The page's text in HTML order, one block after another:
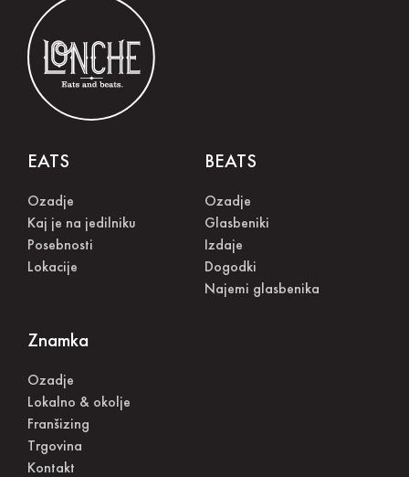
EATS
Ozadje
Kaj je na jedilniku
Posebnosti
Lokacije
BEATS
Ozadje
Glasbeniki
Izdaje
Dogodki
Najemi glasbenika
Znamka
Ozadje
Lokalno & okolje
Franšizing
Trgovina
Kontakt